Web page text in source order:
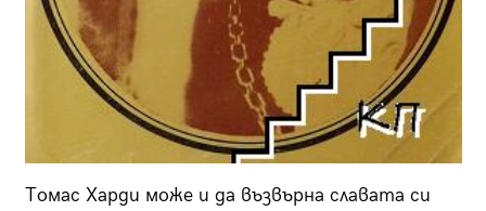
Томас Харди може и да възвърна славата си